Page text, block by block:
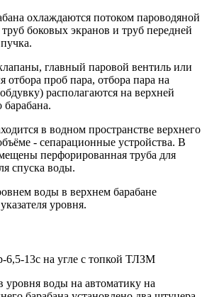
охлаждаются потоком пароводяной
боковых экранов и труб передней
главный паровой вентиль или
отбора проб пара, отбора пара на
располагаются на верхней
в водном пространстве верхнего
- сепарационные устройства. В
перфорированная труба для
спуска воды.
воды в верхнем барабане
уровня.
уровня воды на автоматику на